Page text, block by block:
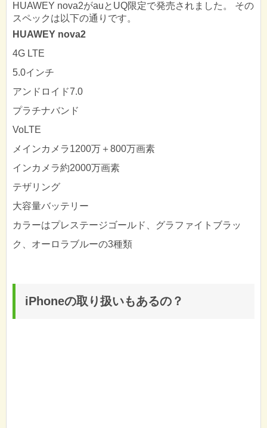
HUAWEY nova2がauとUQ限定で発売されました。 その
スペックは以下の通りです。
HUAWEY nova2
4G LTE
5.0インチ
アンドロイド7.0
プラチナバンド
VoLTE
メインカメラ1200万＋800万画素
インカメラ約2000万画素
テザリング
大容量バッテリー
カラーはプレステージゴールド、グラファイトブラッ
ク、オーロラブルーの3種類
iPhoneの取り扱いもあるの？